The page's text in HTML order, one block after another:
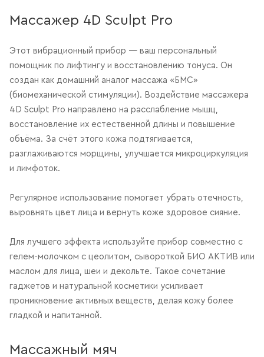
Массажер 4D Sculpt Pro
Этот вибрационный прибор — ваш персональный
помощник по лифтингу и восстановлению тонуса. Он
создан как домашний аналог массажа «БМС»
(биомеханической стимуляции). Воздействие массажера
4D Sculpt Pro направлено на расслабление мышц,
восстановление их естественной длины и повышение
объёма. За счёт этого кожа подтягивается,
разглаживаются морщины, улучшается микроциркуляция
и лимфоток.
Регулярное использование помогает убрать отечность,
выровнять цвет лица и вернуть коже здоровое сияние.
Для лучшего эффекта используйте прибор совместно с
гелем-молочком с цеолитом, сывороткой БИО АКТИВ или
маслом для лица, шеи и декольте. Такое сочетание
гаджетов и натуральной косметики усиливает
проникновение активных веществ, делая кожу более
гладкой и напитанной.
Массажный мяч